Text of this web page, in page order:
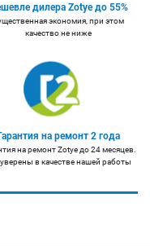
дилера Zotye до 55%
экономия, при этом
качество не ниже
на ремонт 2 года
на ремонт Zotye до 24 месяцев.
в качестве нашей работы